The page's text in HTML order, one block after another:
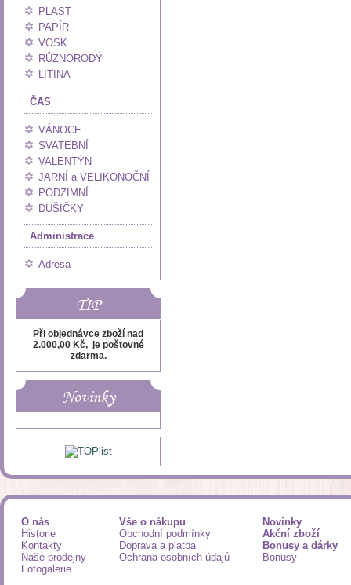
PLAST
PAPÍR
VOSK
RŮZNORODÝ
LITINA
ČAS
VÁNOCE
SVATEBNÍ
VALENTÝN
JARNÍ a VELIKONOČNÍ
PODZIMNÍ
DUŠIČKY
Administrace
Adresa
TIP
Při objednávce zboží nad
2.000,00 Kč, je poštovné
zdarma.
Novinky
O nás
Historie
Kontakty
Naše prodejny
Fotogalerie
Vše o nákupu
Obchodní podmínky
Doprava a platba
Ochrana osobních údajů
Novinky
Akční zboží
Bonusy a dárky
Bonusy